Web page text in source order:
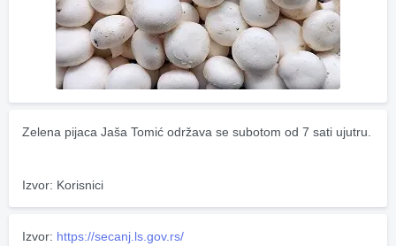
Zelena pijaca Jaša Tomić održava se subotom od 7 sati ujutru.
Izvor: Korisnici
Izvor: https://secanj.ls.gov.rs/